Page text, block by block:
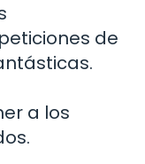
de
a los